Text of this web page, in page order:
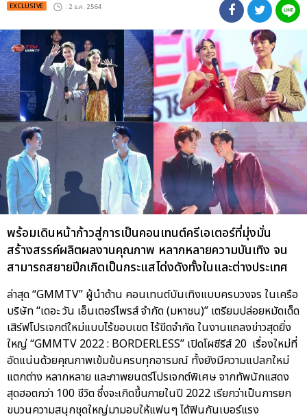
EXCLUSIVE : 2 ธ.ค. 2564
พร้อมเดินหน้าก้าวสู่การเป็นคอนเทนต์ครีเอเตอร์ที่มุ่งมั่น
สร้างสรรค์ผลิตผลงานคุณภาพ หลากหลายความบันเทิง จน
สามารถสยายปีกเกิดเป็นกระแสโด่งดังทั้งในและต่างประเทศ
ล่าสุด “GMMTV” ผู้นำด้าน คอนเทนต์บันเทิงแบบครบวงจร ในเครือ
บริษัท “เดอะ วัน เอ็นเตอร์ไพรส์ จำกัด (มหาชน)” เตรียมปล่อยหมัดเด็ด
เสิร์ฟโปรเจกต์ใหม่แบบไร้ขอบเขต ไร้ขีดจำกัด ในงานแถลงข่าวสุดยิ่ง
ใหญ่ “GMMTV 2022 : BORDERLESS” เปิดโผซีรีส์ 20 เรื่องใหม่ที่
อัดแน่นด้วยคุณภาพเข้มข้นครบทุกอารมณ์ ทั้งยังมีความแปลกใหม่
แตกต่าง หลากหลาย และภาพยนตร์โปรเจกต์พิเศษ จากทัพนักแสดง
สุดฮอตกว่า 100 ชีวิต ซึ่งจะเกิดขึ้นภายในปี 2022 เรียกว่าเป็นการยก
ขบวนความสนุกชุดใหญ่มามอบให้แฟนๆ ได้ฟินกันเบอร์แรง